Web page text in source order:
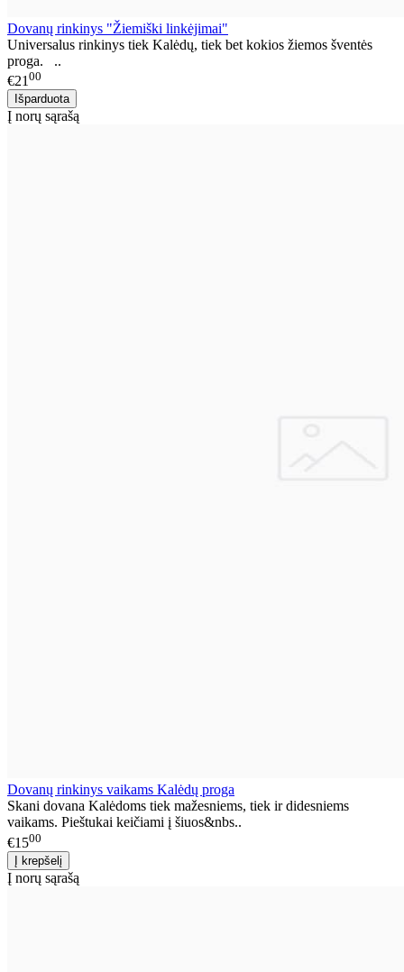
Dovanų rinkinys "Žiemiški linkėjimai"
Universalus rinkinys tiek Kalėdų, tiek bet kokios žiemos šventės
proga. ..
€2100
Į norų sąrašą
Dovanų rinkinys vaikams Kalėdų proga
Skani dovana Kalėdoms tiek mažesniems, tiek ir didesniems
vaikams. Pieštukai keičiami į šiuos&nbs..
€1500
Į norų sąrašą